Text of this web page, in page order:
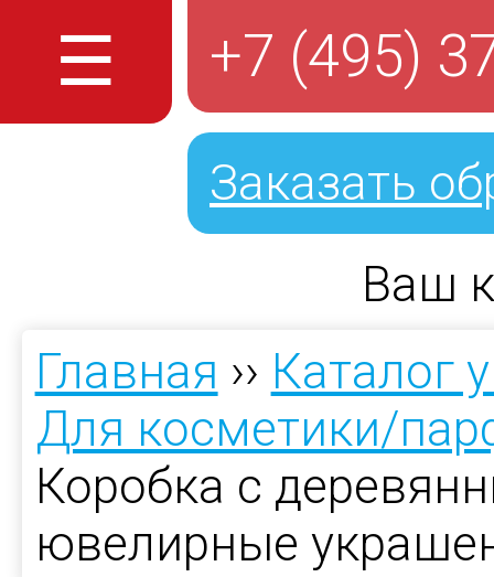
☰ +7 (495)
Заказать
Ваш
Главная ›› Каталог
Для косметики/
Коробка с
ювелирные